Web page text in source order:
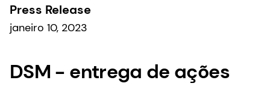
Press Release
janeiro 10, 2023
DSM - entrega de ações